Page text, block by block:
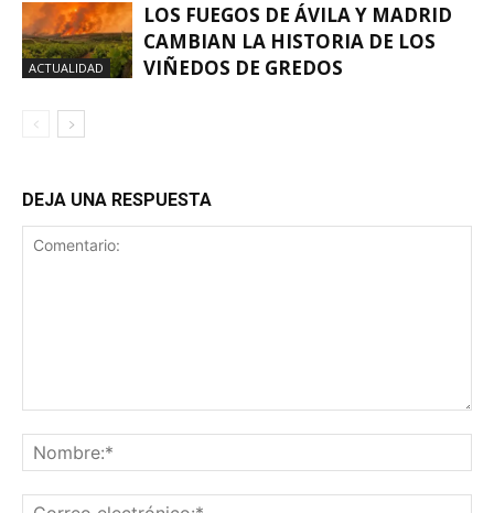
ACTUALIDAD
LOS FUEGOS DE ÁVILA Y MADRID
CAMBIAN LA HISTORIA DE LOS
VIÑEDOS DE GREDOS
DEJA UNA RESPUESTA